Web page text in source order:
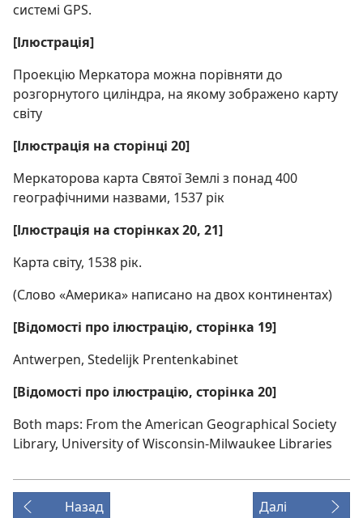
системі GPS.
[Ілюстрація]
Проекцію Меркатора можна порівняти до
розгорнутого циліндра, на якому зображено карту
світу
[Ілюстрація на сторінці 20]
Меркаторова карта Святої Землі з понад 400
географічними назвами, 1537 рік
[Ілюстрація на сторінках 20, 21]
Карта світу, 1538 рік.
(Слово «Америка» написано на двох континентах)
[Відомості про ілюстрацію, сторінка 19]
Antwerpen, Stedelijk Prentenkabinet
[Відомості про ілюстрацію, сторінка 20]
Both maps: From the American Geographical Society
Library, University of Wisconsin-Milwaukee Libraries
Назад Далі